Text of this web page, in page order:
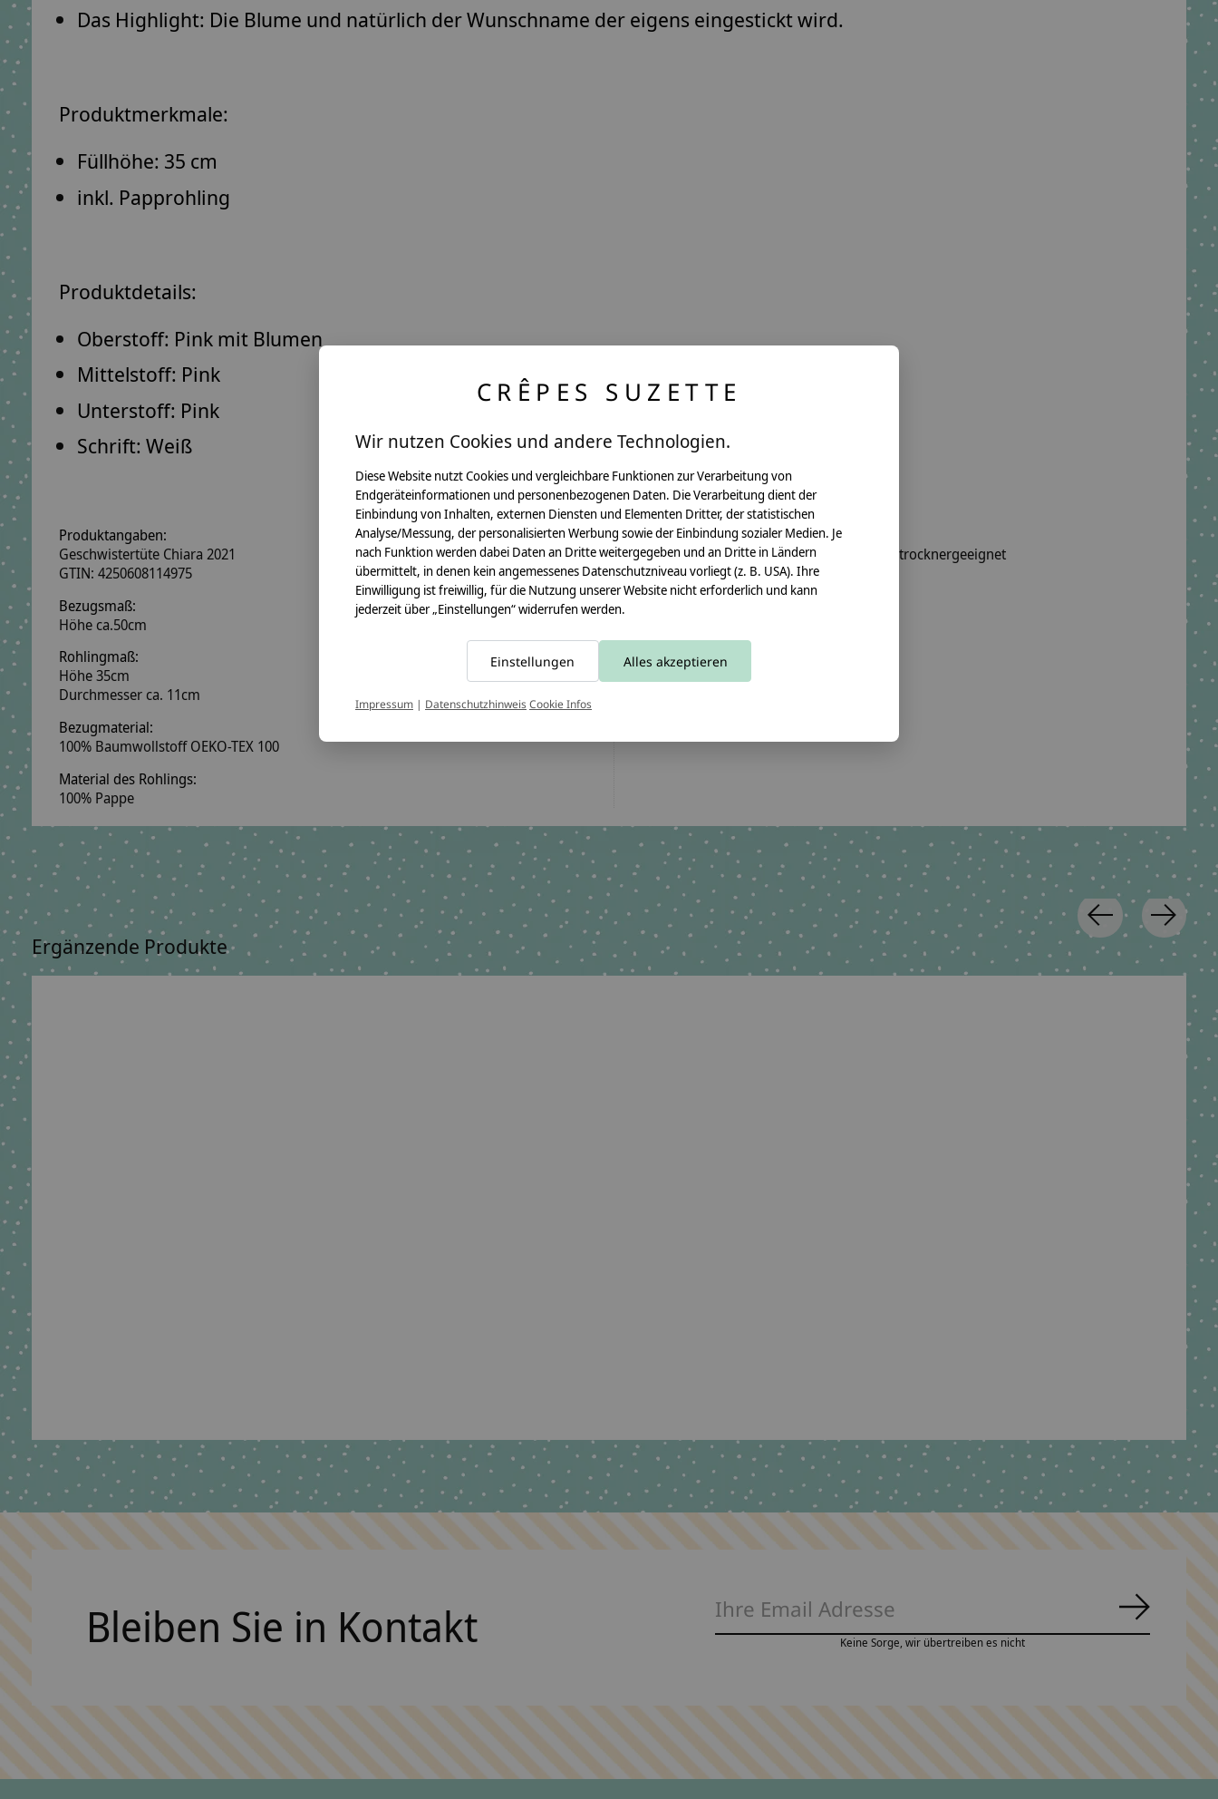
Das Highlight: Die Blume und natürlich der Wunschname der eigens eingestickt wird.
Produktmerkmale:
Füllhöhe: 35 cm
inkl. Papprohling
Produktdetails:
Oberstoff: Pink mit Blumen
Mittelstoff: Pink
Unterstoff: Pink
Schrift: Weiß
Produktangaben:
Geschwistertüte Chiara 2021
GTIN: 4250608114975
Bezugsmaß:
Höhe ca.50cm
Rohlingmaß:
Höhe 35cm
Durchmesser ca. 11cm
Bezugmaterial:
100% Baumwollstoff OEKO-TEX 100
Material des Rohlings:
100% Pappe
Pflegehinweis:
Waschbar bei 30°C Schonwäsche, nicht trocknergeeignet
Sicherheitshinweise:
Angaben zum Hersteller:
crêpes suzette GmbH & Co. KG
Sülzburgstraße 108
Ergänzende Produkte
Bleiben Sie in Kontakt Keine Sorge, wir übertreiben es nicht
CRÊPES SUZETTE
Wir nutzen Cookies und andere Technologien.
Diese Website nutzt Cookies und vergleichbare Funktionen zur Verarbeitung von
Endgeräteinformationen und personenbezogenen Daten. Die Verarbeitung dient der
Einbindung von Inhalten, externen Diensten und Elementen Dritter, der statistischen
Analyse/Messung, der personalisierten Werbung sowie der Einbindung sozialer Medien. Je
nach Funktion werden dabei Daten an Dritte weitergegeben und an Dritte in Ländern
übermittelt, in denen kein angemessenes Datenschutzniveau vorliegt (z. B. USA). Ihre
Einwilligung ist freiwillig, für die Nutzung unserer Website nicht erforderlich und kann
jederzeit über „Einstellungen“ widerrufen werden.
Einstellungen Alles akzeptieren
Impressum | DatenschutzhinweisCookie Infos